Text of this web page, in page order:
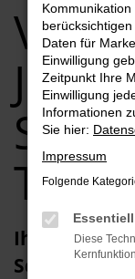
VW
Top-
Ihren VW
Daten für
Einwilligung
Zeitpunkt Ihre
Einwilligung
Informationen
Sie hier:
Impressum
Folgende
Essentiell
Diese